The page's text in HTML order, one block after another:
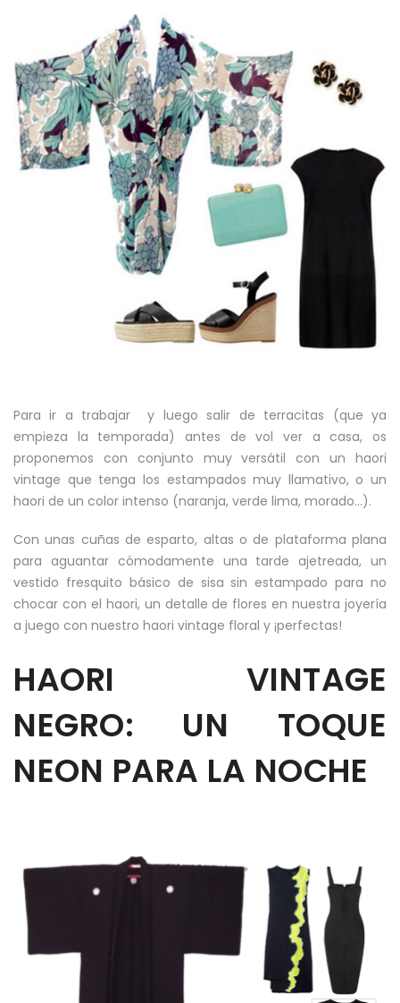
Para ir a trabajar y luego salir de terracitas (que ya
empieza la temporada) antes de vol ver a casa, os
proponemos con conjunto muy versátil con un haori
vintage que tenga los estampados muy llamativo, o un
haori de un color intenso (naranja, verde lima, morado…).
Con unas cuñas de esparto, altas o de plataforma plana
para aguantar cómodamente una tarde ajetreada, un
vestido fresquito básico de sisa sin estampado para no
chocar con el haori, un detalle de flores en nuestra joyería
a juego con nuestro haori vintage floral y ¡perfectas!
HAORI VINTAGE
NEGRO: UN TOQUE
NEON PARA LA NOCHE